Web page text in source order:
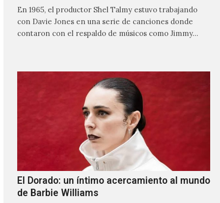
En 1965, el productor Shel Talmy estuvo trabajando
con Davie Jones en una serie de canciones donde
contaron con el respaldo de músicos como Jimmy…
El Dorado: un íntimo acercamiento al mundo
de Barbie Williams